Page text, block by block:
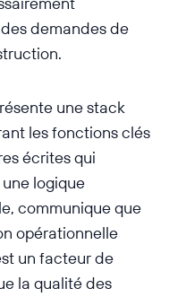
demandes de
une stack
les fonctions clés
écrites qui
logique
communique que
opérationnelle
un facteur de
la qualité des